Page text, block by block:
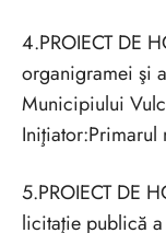
4.PROIECT DE
organigramei şi
Municipiului
5.PROIECT DE
licitaţie publică